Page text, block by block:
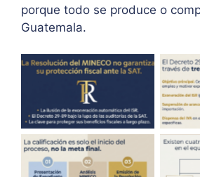
porque todo se produce o
Guatemala.
decreto 29-89
guatemala
decreto 29-89